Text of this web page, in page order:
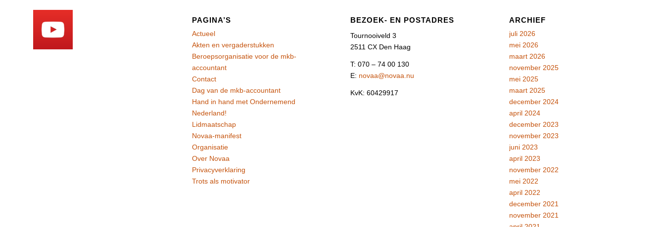
PAGINA’S
Actueel
Akten en vergaderstukken
Beroepsorganisatie voor de mkb-
accountant
Contact
Dag van de mkb-accountant
Hand in hand met Ondernemend
Nederland!
Lidmaatschap
Novaa-manifest
Organisatie
Over Novaa
Privacyverklaring
Trots als motivator
BEZOEK- EN POSTADRES
Tournooiveld 3
2511 CX Den Haag
T: 070 – 74 00 130
E: novaa@novaa.nu
KvK: 60429917
ARCHIEF
juli 2026
mei 2026
maart 2026
november 2025
mei 2025
maart 2025
december 2024
april 2024
december 2023
november 2023
juni 2023
april 2023
november 2022
mei 2022
april 2022
december 2021
november 2021